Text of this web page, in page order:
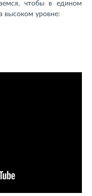
чтобы в едином
высоком уровне: